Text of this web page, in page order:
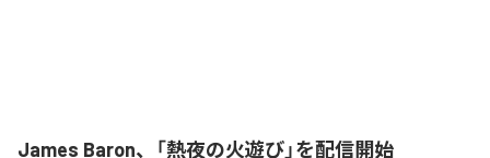
James Baron、「熱夜の火遊び」を配信開始